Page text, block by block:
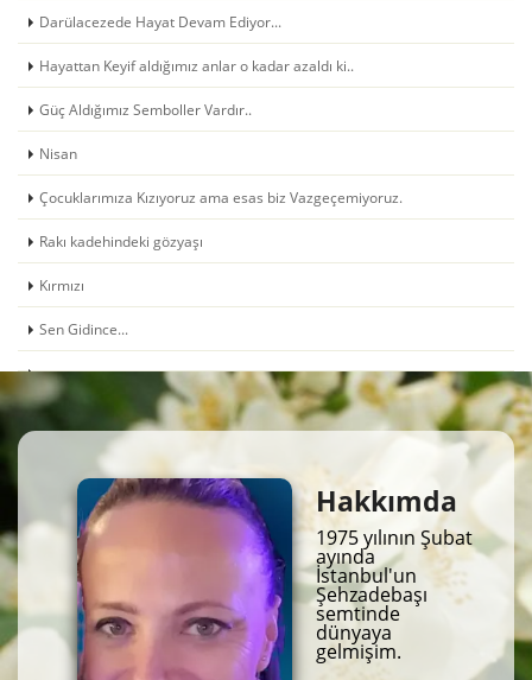
Darülacezede Hayat Devam Ediyor...
Hayattan Keyif aldığımız anlar o kadar azaldı ki..
Güç Aldığımız Semboller Vardır..
Nisan
Çocuklarımıza Kızıyoruz ama esas biz Vazgeçemiyoruz.
Rakı kadehindeki gözyaşı
Kırmızı
Sen Gidince...
Hakkımda
1975 yılının Şubat
ayında
İstanbul'un
Şehzadebaşı
semtinde
dünyaya
gelmişim.